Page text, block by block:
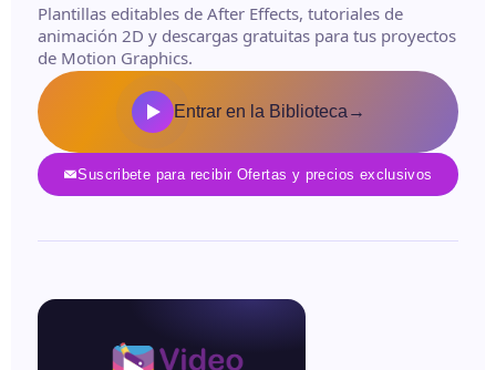
Plantillas editables de After Effects, tutoriales de
animación 2D y descargas gratuitas para tus proyectos
de Motion Graphics.
Entrar en la Biblioteca →
Suscribete para recibir Ofertas y precios exclusivos